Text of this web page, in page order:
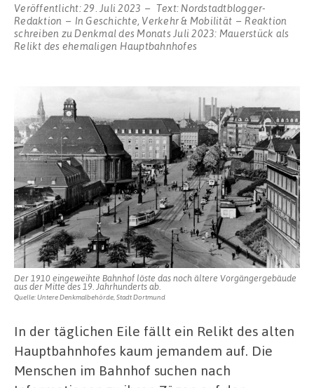
Veröffentlicht:29. Juli 2023 Text: Nordstadtblogger-
Redaktion
InGeschichte, Verkehr & Mobilität
Reaktion
schreiben zu Denkmal des Monats Juli 2023: Mauerstück als
Relikt des ehemaligen Hauptbahnhofes
Der 1910 eingeweihte Bahnhof löste das noch ältere Vorgängergebäude
aus der Mitte des 19. Jahrhunderts ab.
Quelle: Untere Denkmalbehörde, Stadt Dortmund
In der täglichen Eile fällt ein Relikt des alten
Hauptbahnhofes kaum jemandem auf. Die
Menschen im Bahnhof suchen nach